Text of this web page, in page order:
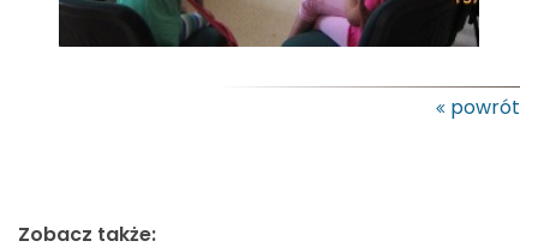
powrót
Zobacz także: